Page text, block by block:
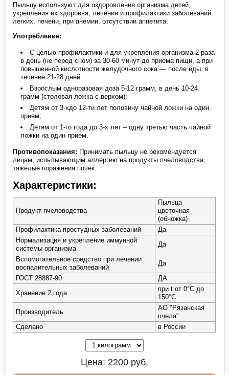
Пыльцу используют для оздоровления организма детей,
укрепления их здоровья, лечения и профилактики заболеваний
легких, печени, при анемии, отсутствии аппетита.
Употребление:
С целью профилактики и для укрепления организма 2 раза
в день (не перед сном) за 30-60 минут до приема пищи, а при
повышенной кислотности желудочного сока — после еды, в
течение 21-28 дней.
Взрослым одноразовая доза 5-12 грамм, в день 10-24
грамм (столовая ложка с верхом);
Детям от 3-хдо 12-ти лет половину чайной ложки на один
прием;
Детям от 1-го года до 3-х лет – одну третью часть чайной
ложки на один прием.
Противопоказания: Принимать пыльцу не рекомендуется
лицам, испытывающим аллергию на продукты пчеловодства,
тяжелые поражения почек.
Характеристики:
Продукт пчеловодства
Пыльца
цветочная
(обножка)
Профилактика простудных заболеваний
Да
Нормализация и укрепление иммунной
системы организма
Да
Вспомогательное средство при лечении
воспалительных заболеваний
Да
ГОСТ 28887-90
ДА
Хранение 2 года
при t от 0°C до
150°C.
Производитель
АО "Рязанская
пчела"
Сделано
в России
Цена: 2200 руб.